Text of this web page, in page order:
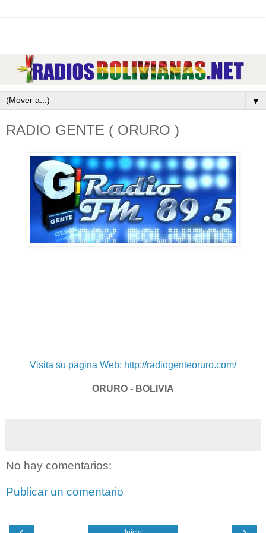
▼
RADIO GENTE ( ORURO )
Visita su pagina Web: http://radiogenteoruro.com/
ORURO - BOLIVIA
No hay comentarios:
Publicar un comentario